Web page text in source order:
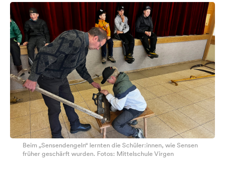
Beim „Sensendengeln“ lernten die Schüler:innen, wie Sensen
früher geschärft wurden. Fotos: Mittelschule Virgen